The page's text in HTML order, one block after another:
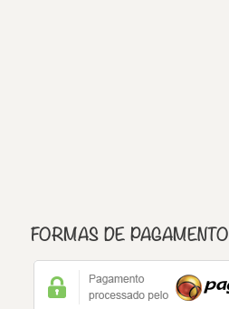
FORMAS DE PAGAMENTO